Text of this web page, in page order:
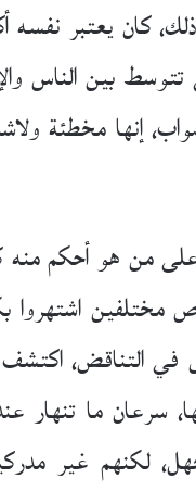
كان يعتبر نفسه
بين الناس
إنها
من هو أحكم منه
اشتهروا
في التناقض،
ما تنهار
لكنهم غير